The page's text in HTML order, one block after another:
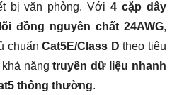
bị văn phòng. Với4 cặp dây
lõi đồng nguyên chất 24AWG,
chuẩnCat5E/Class D theo tiêu
khả năngtruyền dữ liệu nhanh
thông thường.